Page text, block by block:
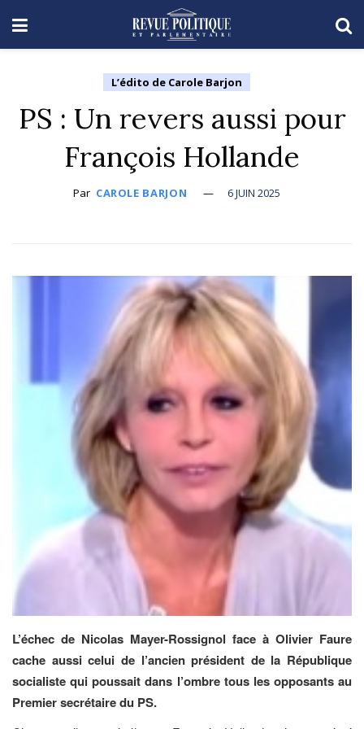
L’édito de Carole Barjon
PS : Un revers aussi pour
François Hollande
Par CAROLE BARJON 6 JUIN 2025
L’échec de Nicolas Mayer-Rossignol face à Olivier Faure
cache aussi celui de l’ancien président de la République
socialiste qui poussait dans l’ombre tous les opposants au
Premier secrétaire du PS.